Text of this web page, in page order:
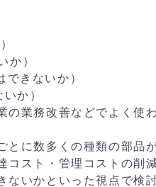
か）
きないか）
か）
業務改善などでよく使
とに数多くの種類の部品
コスト・管理コストの削
ないかといった視点で検